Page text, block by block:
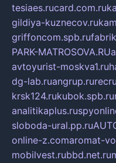
tesiaes.rucard.com.ru
gildiya-kuznecov.ru
griffoncom.spb.ru
PARK-MATROSOVA.RU
avtoyurist-moskva1.ru
dg-lab.ruangrup.ru
krsk124.rukubok.spb.ru
analitikaplus.ru
sloboda-ural.pp.ru
online-z.comaromat-
mobilvest.rubbd.net.ru